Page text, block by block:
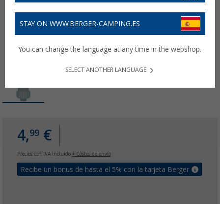
4,99 €
Precios con IVA incluido + Costes de envío
Recibe un bonus de hasta el 5% con la tarjeta Berger
STAY ON WWW.BERGER-CAMPING.ES
You can change the language at any time in the webshop.
SELECT ANOTHER LANGUAGE